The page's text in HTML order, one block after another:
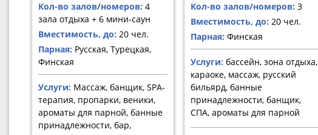
Кол-во залов/номеров: 4
зала отдыха + 6 мини-саун
Вместимость, до: 20 чел.
Парная: Русская, Турецкая,
Финская
Услуги: Массаж, банщик, SPA-
терапия, пропарки, веники,
ароматы для парной, банные
принадлежности, бар,
Кол-во залов/номеров: 3
Вместимость, до: 20 чел.
Парная: Финская
Услуги: бассейн, зона отдыха,
караоке, массаж, русский
бильярд, банные
принадлежности, банщик,
СПА, ароматы для парной